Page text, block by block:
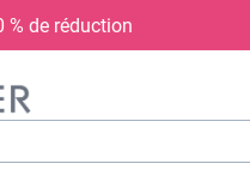
% de réduction